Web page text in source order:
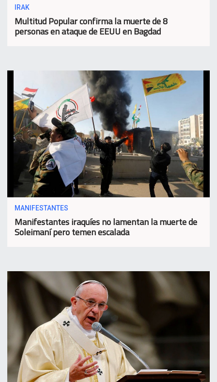
IRAK
Multitud Popular confirma la muerte de 8
personas en ataque de EEUU en Bagdad
MANIFESTANTES
Manifestantes iraquíes no lamentan la muerte de
Soleimaní pero temen escalada